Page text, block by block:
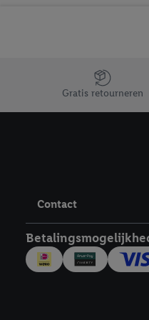
Jouw voordelen bij ons als
Gratis retourneren
Contact